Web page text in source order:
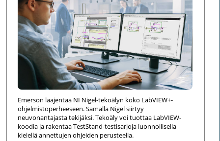
Emerson laajentaa NI Nigel-tekoälyn koko LabVIEW+-
ohjelmistoperheeseen. Samalla Nigel siirtyy
neuvonantajasta tekijäksi. Tekoäly voi tuottaa LabVIEW-
koodia ja rakentaa TestStand-testisarjoja luonnollisella
kielellä annettujen ohjeiden perusteella.